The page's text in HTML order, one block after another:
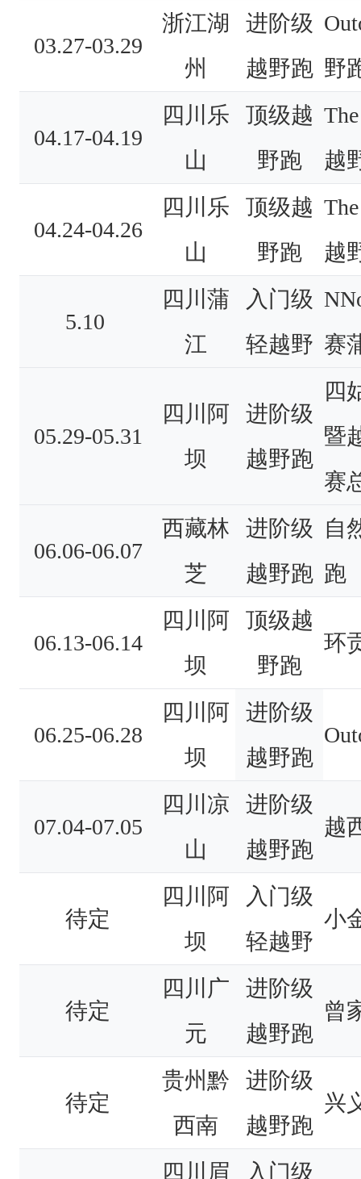
03.27-03.29
浙江湖
州
进阶级
越野跑 野
04.17-04.19
四川乐
山
顶级越
野跑
越
04.24-04.26
四川乐
山
顶级越
野跑
越
5.10
四川蒲
江
入门级
轻越野 赛
05.29-05.31
四川阿
坝
进阶级
越野跑
四
暨
赛
06.06-06.07
西藏林
芝
进阶级
越野跑
自
跑
06.13-06.14
四川阿
坝
顶级越
野跑
环
06.25-06.28
四川阿
坝
进阶级
越野跑
07.04-07.05
四川凉
山
进阶级
越野跑
越
待定
四川阿
坝
入门级
轻越野
小
待定
四川广
元
进阶级
越野跑
曾
待定
贵州黔
西南
进阶级
越野跑
兴
四川眉 入门级